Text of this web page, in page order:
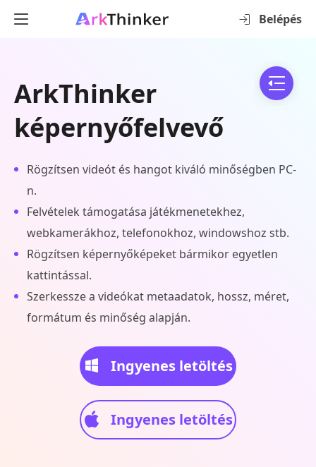
Belépés
ArkThinker
képernyőfelvevő
Rögzítsen videót és hangot kiváló minőségben PC-
n.
Felvételek támogatása játékmenetekhez,
webkamerákhoz, telefonokhoz, windowshoz stb.
Rögzítsen képernyőképeket bármikor egyetlen
kattintással.
Szerkessze a videókat metaadatok, hossz, méret,
formátum és minőség alapján.
Ingyenes letöltés
Ingyenes letöltés